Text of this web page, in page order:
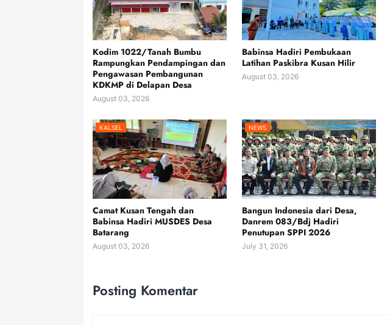
Kodim 1022/Tanah Bumbu
Rampungkan Pendampingan dan
Pengawasan Pembangunan
KDKMP di Delapan Desa
August 03, 2026
Babinsa Hadiri Pembukaan
Latihan Paskibra Kusan Hilir
August 03, 2026
KALSEL
Camat Kusan Tengah dan
Babinsa Hadiri MUSDES Desa
Batarang
August 03, 2026
NEWS
Bangun Indonesia dari Desa,
Danrem 083/Bdj Hadiri
Penutupan SPPI 2026
July 31, 2026
Posting Komentar